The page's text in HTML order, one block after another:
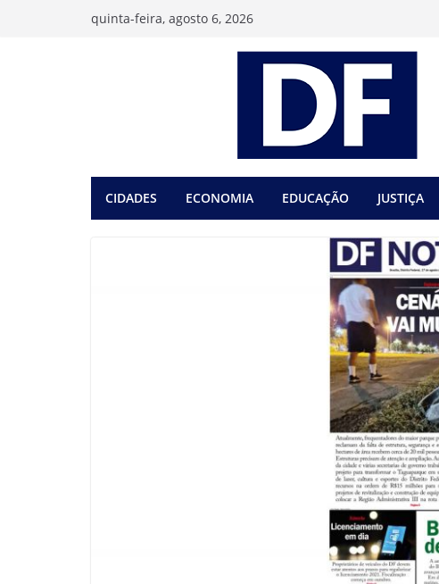
quinta-feira, agosto 6, 2026
CIDADES ECONOMIA EDUCAÇÃO JUSTIÇA